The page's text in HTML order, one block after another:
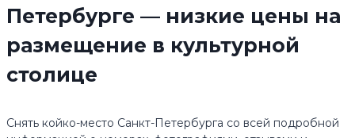
Петербурге — низкие цены на
размещение в культурной
столице
Снять койко-место Санкт-Петербурга со всей подробной